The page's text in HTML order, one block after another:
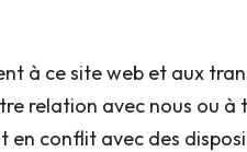
à ce site web et aux
relation avec nous ou
conflit avec des